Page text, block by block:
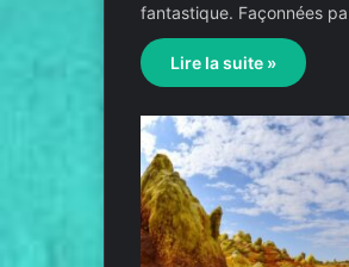
fantastique. Façonnées
Lire la suite »